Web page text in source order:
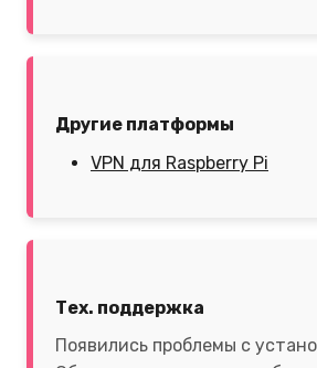
Другие платформы
VPN для Raspberry Pi
Тех. поддержка
Появились проблемы с